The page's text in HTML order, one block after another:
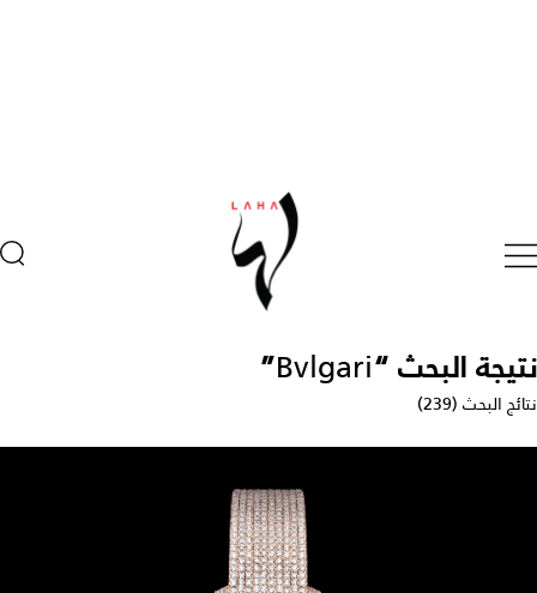
نتيجة البحث “Bvlgari
”
نتائج البحث (239)